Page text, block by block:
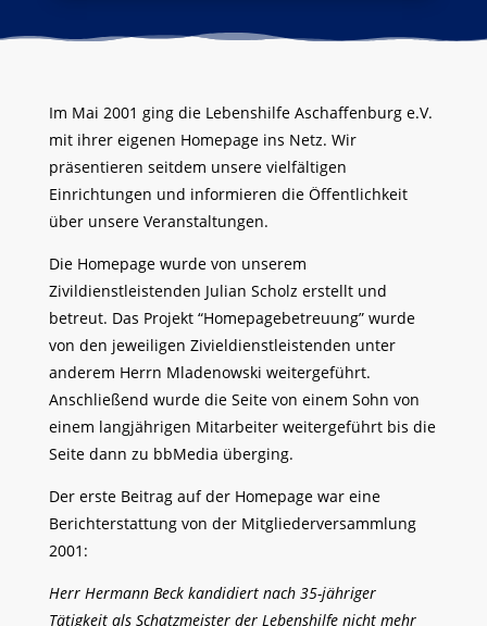
Im Mai 2001 ging die Lebenshilfe Aschaffenburg e.V.
mit ihrer eigenen Homepage ins Netz. Wir
präsentieren seitdem unsere vielfältigen
Einrichtungen und informieren die Öffentlichkeit
über unsere Veranstaltungen.
Die Homepage wurde von unserem
Zivildienstleistenden Julian Scholz erstellt und
betreut. Das Projekt “Homepagebetreuung” wurde
von den jeweiligen Zivieldienstleistenden unter
anderem Herrn Mladenowski weitergeführt.
Anschließend wurde die Seite von einem Sohn von
einem langjährigen Mitarbeiter weitergeführt bis die
Seite dann zu bbMedia überging.
Der erste Beitrag auf der Homepage war eine
Berichterstattung von der Mitgliederversammlung
2001:
Herr Hermann Beck kandidiert nach 35-jähriger
Tätigkeit als Schatzmeister der Lebenshilfe nicht mehr